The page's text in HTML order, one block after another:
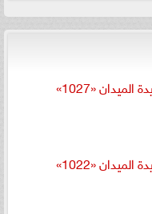
«1027»
«1022»